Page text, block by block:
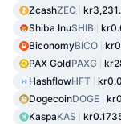
ZcashZEC
Shiba InuSHIB
BiconomyBICO
PAX GoldPAXG
HashflowHFT
DogecoinDOGE
KaspaKAS